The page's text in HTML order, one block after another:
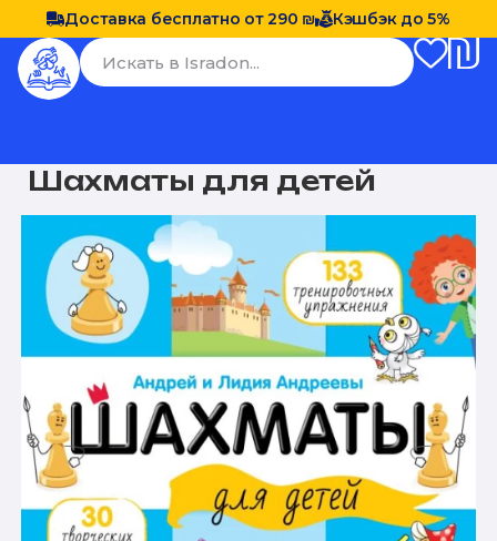
Доставка бесплатно от 290 ₪ Кэшбэк до 5%
Шахматы для детей